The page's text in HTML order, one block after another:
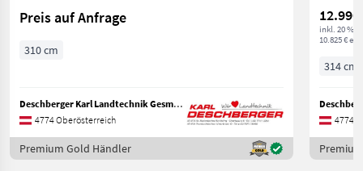
Preis auf Anfrage
310 cm
Deschberger Karl Landtechnik GesmbH & Co KG
4774 Oberösterreich
Premium Gold Händler
12.990
inkl. 20 %
10.825 €
314 cm
4774